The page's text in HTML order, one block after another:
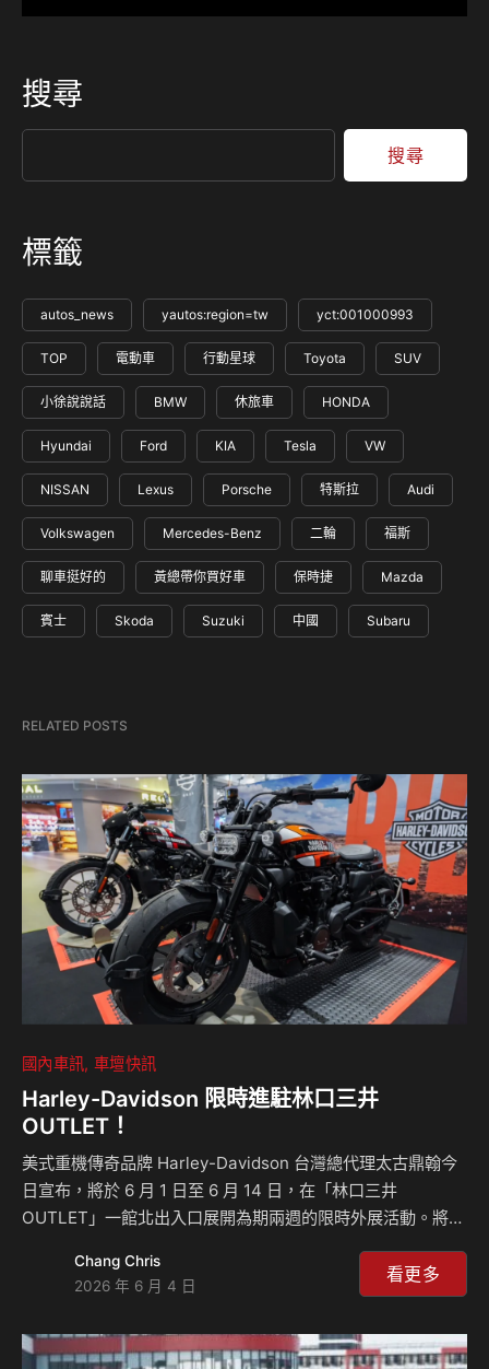
搜尋
搜尋
標籤
autos_news yautos:region=tw yct:001000993
TOP 電動車 行動星球 Toyota SUV
小徐說說話 BMW 休旅車 HONDA
Hyundai Ford KIA Tesla VW
NISSAN Lexus Porsche 特斯拉 Audi
Volkswagen Mercedes-Benz 二輪 福斯
聊車挺好的 黃總帶你買好車 保時捷 Mazda
賓士 Skoda Suzuki 中國 Subaru
RELATED POSTS
國內車訊 車壇快訊
Harley-Davidson 限時進駐林口三井
OUTLET！
美式重機傳奇品牌 Harley-Davidson 台灣總代理太古鼎翰今
日宣布，將於 6 月 1 日至 6 月 14 日，在「林口三井
OUTLET」一館北出入口展開為期兩週的限時外展活動。將引
版與 NIGHTSTER® SPECIAL 特仕版帶到現場，期待與所有
熱愛自由、追求獨特品味的車迷朋友，一同開啟一場美式機械
士靈魂 本次外展挑選了完美融合哈雷百年底蘊與現代科技的
Chang Chris
2026 年 6 月 4 日
看更多